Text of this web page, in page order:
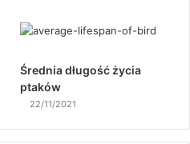
Średnia długość życia
ptaków
22/11/2021